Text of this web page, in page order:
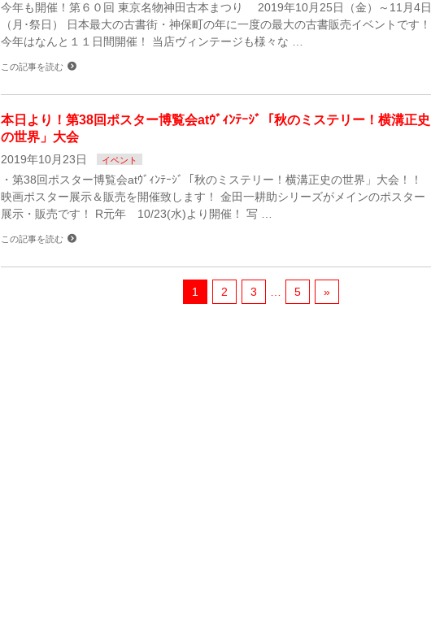
今年も開催！第６０回 東京名物神田古本まつり 2019年10月25日（金）～11月4日
（月･祭日） 日本最大の古書街・神保町の年に一度の最大の古書販売イベントです！
今年はなんと１１日間開催！ 当店ヴィンテージも様々な …
この記事を読む
本日より！第38回ポスター博覧会atｳﾞｨﾝﾃｰｼﾞ「秋のミステリー！横溝正史
の世界」大会
2019年10月23日 イベント
・第38回ポスター博覧会atｳﾞｨﾝﾃｰｼﾞ「秋のミステリー！横溝正史の世界」大会！！
映画ポスター展示＆販売を開催致します！ 金田一耕助シリーズがメインのポスター
展示・販売です！ R元年 10/23(水)より開催！ 写 …
この記事を読む
1 2 3 5 »